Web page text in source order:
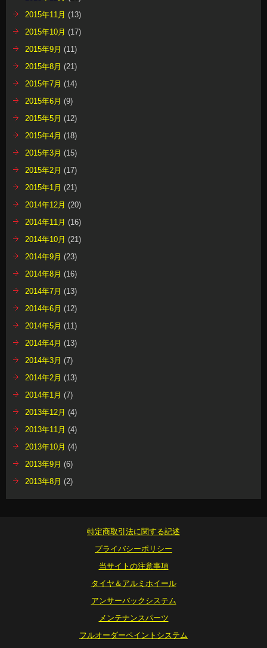
2015年11月 (13)
2015年10月 (17)
2015年9月 (11)
2015年8月 (21)
2015年7月 (14)
2015年6月 (9)
2015年5月 (12)
2015年4月 (18)
2015年3月 (15)
2015年2月 (17)
2015年1月 (21)
2014年12月 (20)
2014年11月 (16)
2014年10月 (21)
2014年9月 (23)
2014年8月 (16)
2014年7月 (13)
2014年6月 (12)
2014年5月 (11)
2014年4月 (13)
2014年3月 (7)
2014年2月 (13)
2014年1月 (7)
2013年12月 (4)
2013年11月 (4)
2013年10月 (4)
2013年9月 (6)
2013年8月 (2)
特定商取引法に関する記述
プライバシーポリシー
当サイトの注意事項
タイヤ＆アルミホイール
アンサーバックシステム
メンテナンスパーツ
フルオーダーペイントシステム